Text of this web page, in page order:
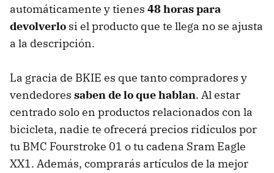
automáticamente y tienes 48 horas para
devolverlo si el producto que te llega no se ajusta
a la descripción.
La gracia de BKIE es que tanto compradores y
vendedores saben de lo que hablan. Al estar
centrado solo en productos relacionados con la
bicicleta, nadie te ofrecerá precios ridículos por
tu BMC Fourstroke 01 o tu cadena Sram Eagle
XX1. Además, comprarás artículos de la mejor